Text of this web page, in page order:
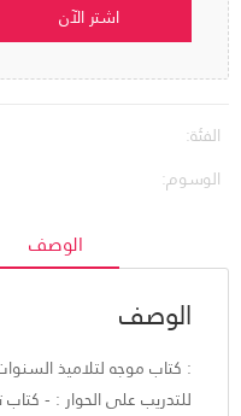
اشتر الآن
الفئة:
الوسوم:
الوصف
الوصف
للتدريب على الحوار : - كتاب